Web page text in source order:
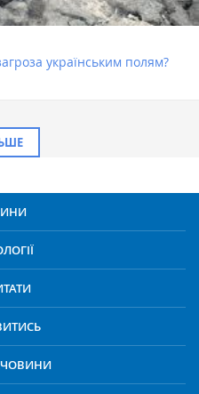
українським полям?